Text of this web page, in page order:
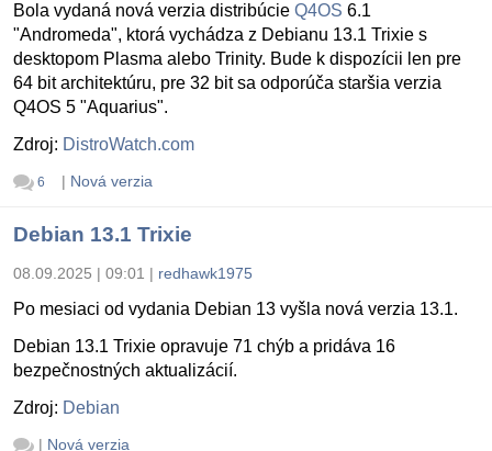
Bola vydaná nová verzia distribúcie Q4OS 6.1
"Andromeda", ktorá vychádza z Debianu 13.1 Trixie s
desktopom Plasma alebo Trinity. Bude k dispozícii len pre
64 bit architektúru, pre 32 bit sa odporúča staršia verzia
Q4OS 5 "Aquarius".
Zdroj: DistroWatch.com
6 | Nová verzia
Debian 13.1 Trixie
08.09.2025 | 09:01 | redhawk1975
Po mesiaci od vydania Debian 13 vyšla nová verzia 13.1.
Debian 13.1 Trixie opravuje 71 chýb a pridáva 16
bezpečnostných aktualizácií.
Zdroj: Debian
| Nová verzia